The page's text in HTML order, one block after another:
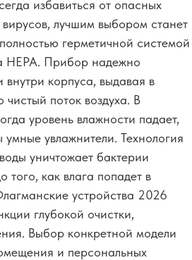
избавиться от опасных
вирусов, лучшим выбором станет
герметичной системой
HEPA. Прибор надежно
внутри корпуса, выдавая в
поток воздуха. В
уровень влажности падает,
увлажнители. Технология
уничтожает бактерии
того, как влага попадет в
устройства 2026
глубокой очистки,
Выбор конкретной модели
и персональных